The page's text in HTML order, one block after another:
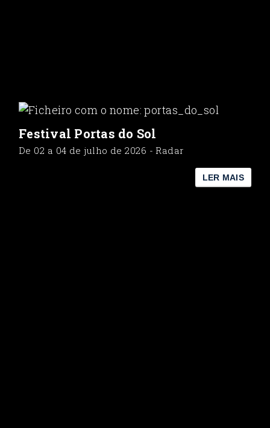
Festival Portas do Sol
De 02 a 04 de julho de 2026 - Radar
LER MAIS